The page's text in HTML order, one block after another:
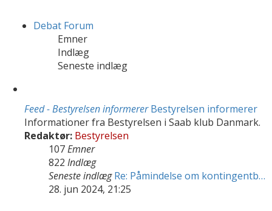
Debat Forum
Emner
Indlæg
Seneste indlæg
Feed - Bestyrelsen informerer Bestyrelsen informerer
Informationer fra Bestyrelsen i Saab klub Danmark.
Redaktør: Bestyrelsen
107Emner
822 Indlæg
Seneste indlæg Re: Påmindelse om kontingentb…
28. jun 2024, 21:25